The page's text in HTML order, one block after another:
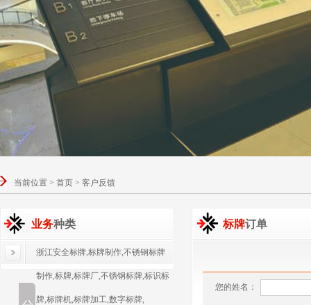
当前位置 > 首页 > 客户反馈
业务种类
浙江安全标牌,标牌制作,不锈钢标牌
制作,标牌,标牌厂,不锈钢标牌,标识标
牌,标牌机,标牌加工,数字标牌,
标牌订单
您的姓名：